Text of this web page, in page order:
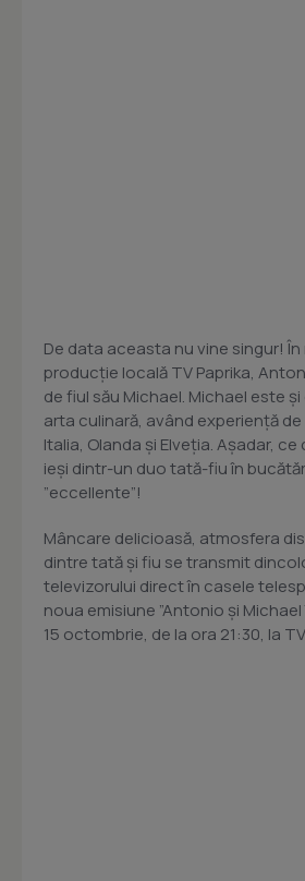
De data aceasta nu vine singur!
producție locală TV Paprika,
de fiul său Michael. Michael este
arta culinară, având experiență de
Italia, Olanda și Elveția. Așadar,
ieși dintr-un duo tată-fiu în
”eccellente”!
Mâncare delicioasă, atmosfera
dintre tată și fiu se transmit
televizorului direct în casele
noua emisiune ”Antonio și Michael
15 octombrie, de la ora 21:30, la